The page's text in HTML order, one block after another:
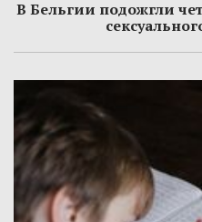
В Бельгии подожгли